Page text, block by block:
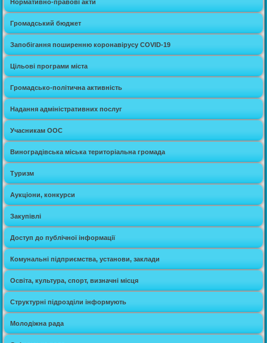
Нормативно-правові акти
Громадський бюджет
Запобігання поширенню коронавірусу COVID-19
Цільові програми міста
Громадсько-політична активність
Надання адміністративних послуг
Учасникам ООС
Виноградівська міська територіальна громада
Туризм
Аукціони, конкурси
Закупівлі
Доступ до публічної інформації
Комунальні підприємства, установи, заклади
Освіта, культура, спорт, визначні місця
Структурні підрозділи інформують
Молодіжна рада